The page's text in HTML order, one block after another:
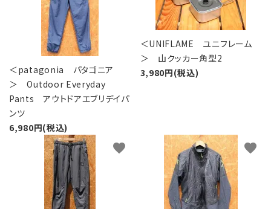
買取案内
レンタル・修理
店舗情報
INFORMATION
ACCOUNT MENU
ようこそ ゲスト 様
＜patagonia パタゴニア
＞ Outdoor Everyday
Pants アウトドアエブリデイパ
ンツ
6,980円(税込)
＜UNIFLAME ユニフレーム
＞ 山クッカー角型2
3,980円(税込)
favorite favorite